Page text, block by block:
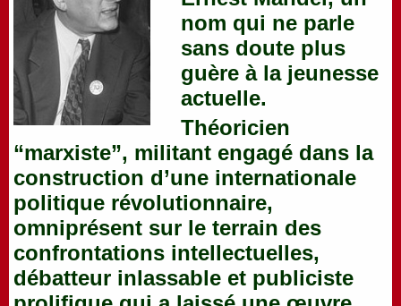
nom qui ne parle
sans doute plus
guère à la jeunesse
actuelle.
Théoricien
“marxiste”, militant engagé dans la
construction d’une internationale
politique révolutionnaire,
omniprésent sur le terrain des
confrontations intellectuelles,
débatteur inlassable et publiciste